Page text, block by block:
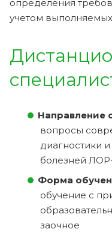
определения
учетом
Направление
вопросы
диагностики
болезней
Форма
обучение с
заочное